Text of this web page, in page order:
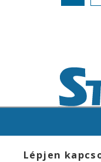
Lépjen